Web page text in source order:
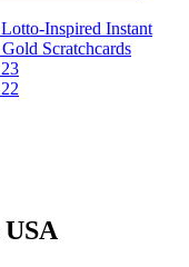
Inspired Instant
Scratchcards